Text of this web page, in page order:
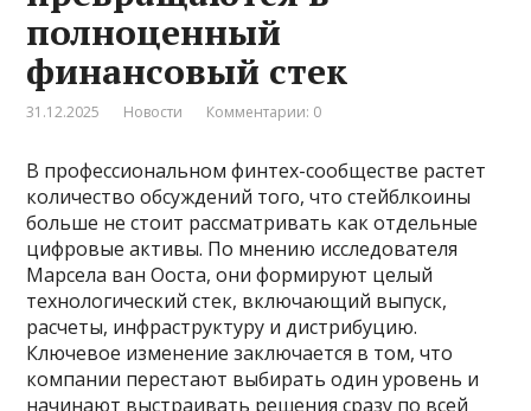
полноценный
финансовый стек
31.12.2025 Новости Комментарии: 0
В профессиональном финтех-сообществе растет
количество обсуждений того, что стейблкоины
больше не стоит рассматривать как отдельные
цифровые активы. По мнению исследователя
Марсела ван Ооста, они формируют целый
технологический стек, включающий выпуск,
расчеты, инфраструктуру и дистрибуцию.
Ключевое изменение заключается в том, что
компании перестают выбирать один уровень и
начинают выстраивать решения сразу по всей